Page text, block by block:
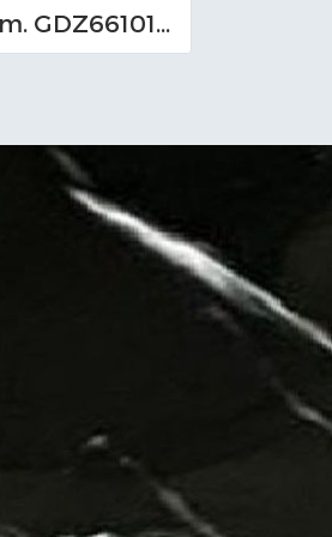
60x60cm. GDZ661012_P (TS-I)